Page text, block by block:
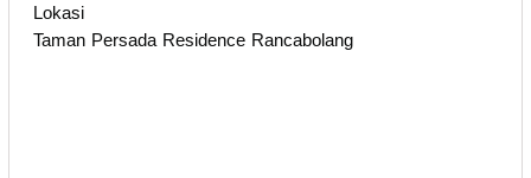
Lokasi
Taman Persada Residence Rancabolang